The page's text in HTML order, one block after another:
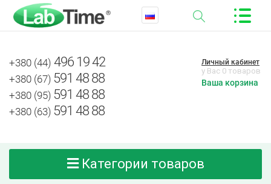
+380 (44) 496 19 42
+380 (67) 591 48 88
+380 (95) 591 48 88
+380 (63) 591 48 88
Личный кабинет
у Вас 0 товаров
Ваша корзина
Категории товаров